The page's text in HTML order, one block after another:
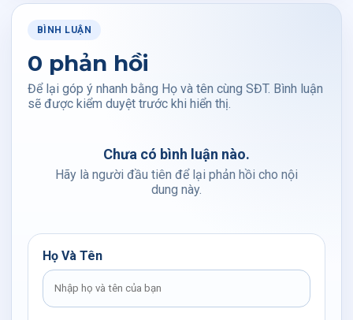
BÌNH LUẬN
0 phản hồi
Để lại góp ý nhanh bằng Họ và tên cùng SĐT. Bình luận
sẽ được kiểm duyệt trước khi hiển thị.
Chưa có bình luận nào.
Hãy là người đầu tiên để lại phản hồi cho nội
dung này.
Họ Và Tên